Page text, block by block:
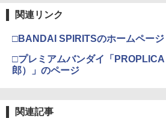
関連リンク
□BANDAI SPIRITSのホームページ
□プレミアムバンダイ「
郎）」のページ
関連記事